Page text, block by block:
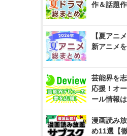
作＆話題
【夏アニ
新アニメ
芸能界を
応援！オ
ール情報
漫画読み
め11選【